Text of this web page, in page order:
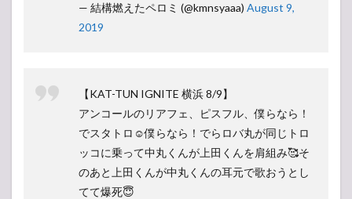
— 結構燃えたペロミ (@kmnsyaaa) August 9,
2019
【KAT-TUN IGNITE 横浜 8/9】
アンコールのリアフェ、ピスフル、僕らなら！
でスタトロ☺️僕らなら！でらロバ丸が同じトロ
ッコに乗って中丸くんが上田くんを肩組み🥰そ
のあと上田くんが中丸くんの耳元で歌おうとし
てて爆死😇